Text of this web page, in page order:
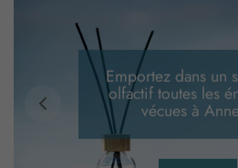
Emportez dans un
olfactif toutes les
vécues à
Printemps